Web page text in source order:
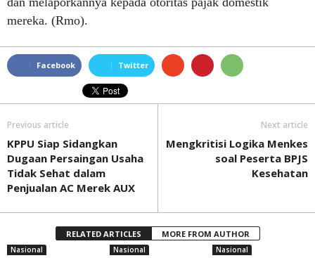
mereka. (Rmo).
Facebook Twitter
Previous article
KPPU Siap Sidangkan
Dugaan Persaingan Usaha
Tidak Sehat dalam
Penjualan AC Merek AUX
Next article
Mengkritisi Logika Menkes
soal Peserta BPJS
Kesehatan
RELATED ARTICLES MORE FROM AUTHOR
Nasional Nasional Nasional